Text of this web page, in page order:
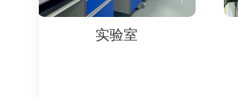
特殊场景‌ ISO 1996-2（环境噪声评估
五、检测流程与注意事项‌
温度范围：0~40℃，相对湿度
实验室